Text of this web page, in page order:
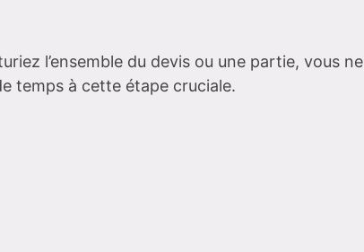
l’ensemble du devis ou une partie, vous ne
temps à cette étape cruciale.